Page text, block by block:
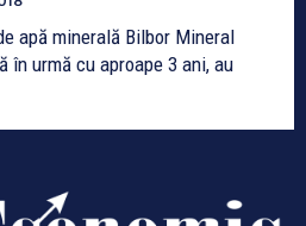
apă minerală Bilbor Mineral
în urmă cu aproape 3 ani, au